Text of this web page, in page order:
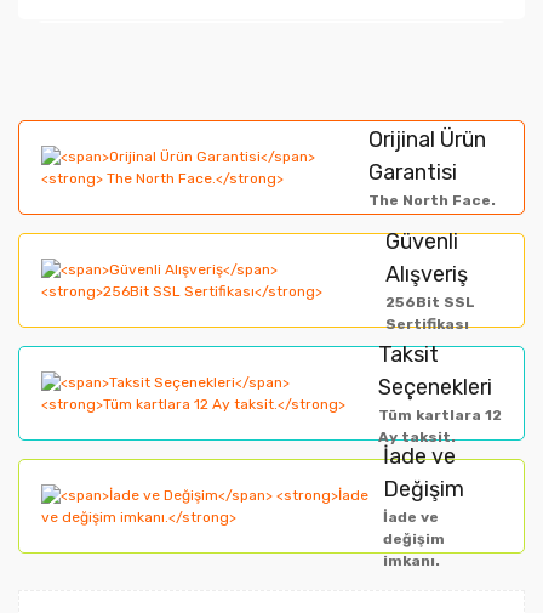
Yorum Yaz
formunu kullanarak tarafımıza iletebilirsiniz.
Görüş ve önerileriniz için teşekkür ederiz.
Ürün resmi kalitesiz, bozuk veya görüntülenemiyor.
Ürün açıklamasında eksik bilgiler bulunuyor.
Bu ürüne benzer farklı alternatifler olmalı.
Orijinal Ürün
Garantisi
The North Face.
Güvenli
Alışveriş
256Bit SSL
Sertifikası
Taksit
Seçenekleri
Tüm kartlara 12
Ay taksit.
İade ve
Değişim
İade ve
değişim
imkanı.